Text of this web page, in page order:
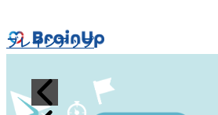
ブレインアップ